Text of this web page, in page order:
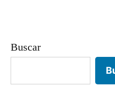
Buscar